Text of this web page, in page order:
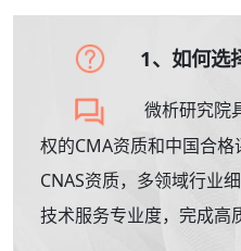
1、如何选
微析研究院
权的CMA资质和中国合
CNAS资质，多领域行业
技术服务专业度，完成高